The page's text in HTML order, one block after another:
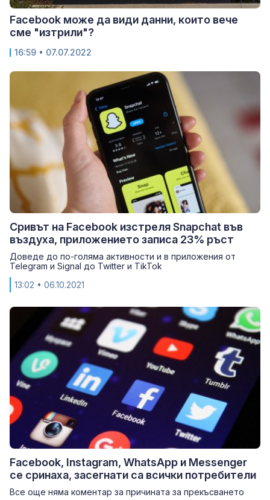
Facebook може да види данни, които вече
сме "изтрили"?
16:59 • 07.07.2022
Сривът на Facebook изстреля Snapchat във
въздуха, приложението записа 23% ръст
Доведе до по-голяма активности и в приложения от
Telegram и Signal до Twitter и TikTok
13:02 • 06.10.2021
Facebook, Instagram, WhatsApp и Messenger
се сринаха, засегнати са всички потребители
Все още няма коментар за причината за прекъсването